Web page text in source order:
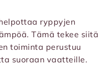
ryppyjen
Tämä tekee siitä
toiminta perustuu
suoraan vaatteille.